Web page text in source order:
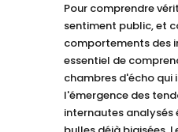
Pour comprendre
sentiment public, et
comportements des
essentiel de
chambres d'écho qui
l'émergence des
internautes analysés